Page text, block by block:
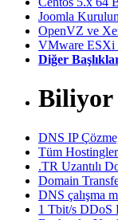
Joomla
OpenVZ ve
VMware ESXi
Diğer
Biliyor
DNS IP
Tüm
.TR Uzantılı
Domain
DNS çalışma
1 Tbit/s DDoS